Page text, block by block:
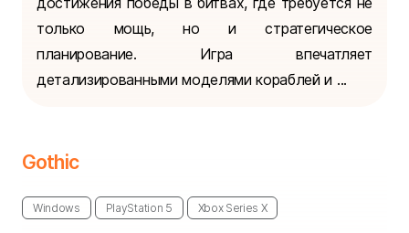
только мощь, но и стратегическое
планирование. Игра впечатляет
детализированными моделями кораблей и ...
Gothic
Windows PlayStation 5 Xbox Series X